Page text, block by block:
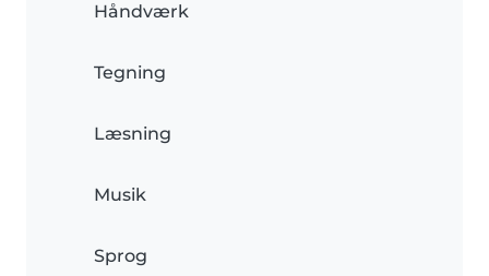
Håndværk
Tegning
Læsning
Musik
Sprog